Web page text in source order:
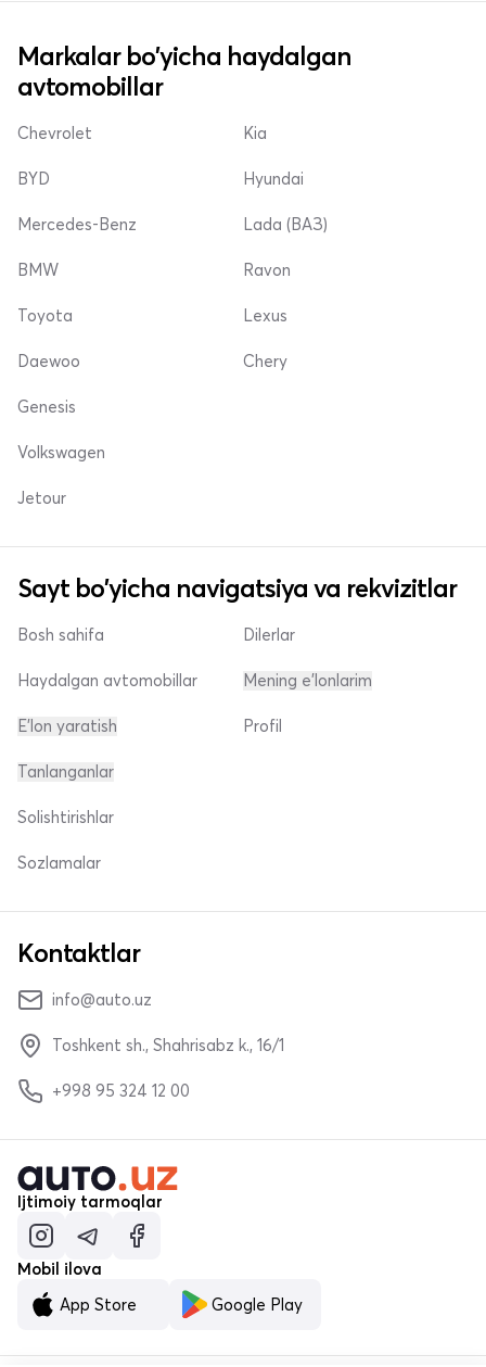
Markalar bo'yicha haydalgan
avtomobillar
Chevrolet
BYD
Mercedes-Benz
Kia
Hyundai
Lada (ВАЗ)
BMW
Toyota
Daewoo
Ravon
Lexus
Chery
Genesis
Volkswagen
Jetour
Sayt bo'yicha navigatsiya va rekvizitlar
Bosh sahifa
Haydalgan avtomobillar
E'lon yaratish
Dilerlar
Mening e'lonlarim
Profil
Tanlanganlar
Solishtirishlar
Sozlamalar
Kontaktlar
info@auto.uz
Toshkent sh., Shahrisabz k., 16/1
+998 95 324 12 00
Ijtimoiy tarmoqlar
Mobil ilova
App Store
Google Play